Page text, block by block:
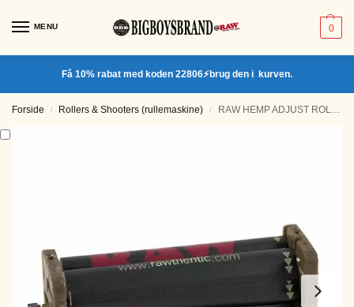
MENU 0
Få 10% rabat med koden 22806⚡brug den i kurven.
Forside / Rollers & Shooters (rullemaskine) / RAW HEMP ADJUST ROLLER 70MM CLASSIC BLACK